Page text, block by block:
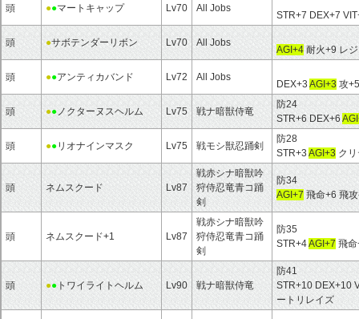
頭 ●●マートキャップ Lv70 All Jobs
STR+7 DEX+7
頭 ●サボテンダーリボン Lv70 All Jobs
AGI+4 耐火+9 レ
頭 ●●アンティカバンド Lv72 All Jobs
DEX+3 AGI+3 攻+5
頭 ●● ノクターヌスヘルム Lv75 戦ナ暗獣侍竜
防24
STR+6 DEX+6
頭 ●●リオナインマスク Lv75 戦モシ獣忍踊剣
防28
STR+3 AGI+3 ク
頭 ネムスクード Lv87
戦赤シナ暗獣吟
狩侍忍竜青コ踊
剣
防34
AGI+7 飛命+6 飛
頭 ネムスクード+1 Lv87
戦赤シナ暗獣吟
狩侍忍竜青コ踊
剣
防35
STR+4AGI+7 飛
頭 ●● トワイライトヘルム Lv90 戦ナ暗獣侍竜
防41
STR+10 DEX+10
ートリレイズ